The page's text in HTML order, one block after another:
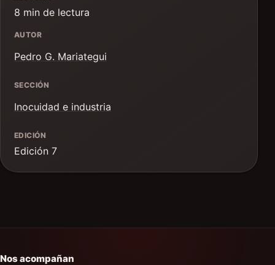
8 min de lectura
AUTOR
Pedro G. Mariategui
SECCIÓN
Inocuidad e industria
EDICIÓN
Edición 7
Nos acompañan